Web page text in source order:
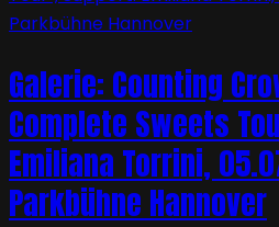
Galerie: Counting
Complete Sweets
Emiliana Torrini,
Parkbühne Hannover